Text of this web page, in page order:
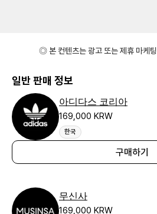
◎ 본 컨텐츠는 광고 또는 제휴 마케
일반 판매 정보
아디다스 코리아
169,000 KRW
한국
구매하기
무신사
169,000 KRW